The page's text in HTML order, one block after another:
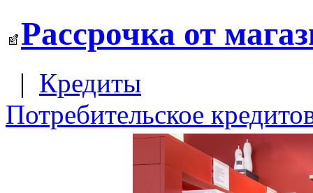
Рассрочка от
| Кредиты
Потребительское